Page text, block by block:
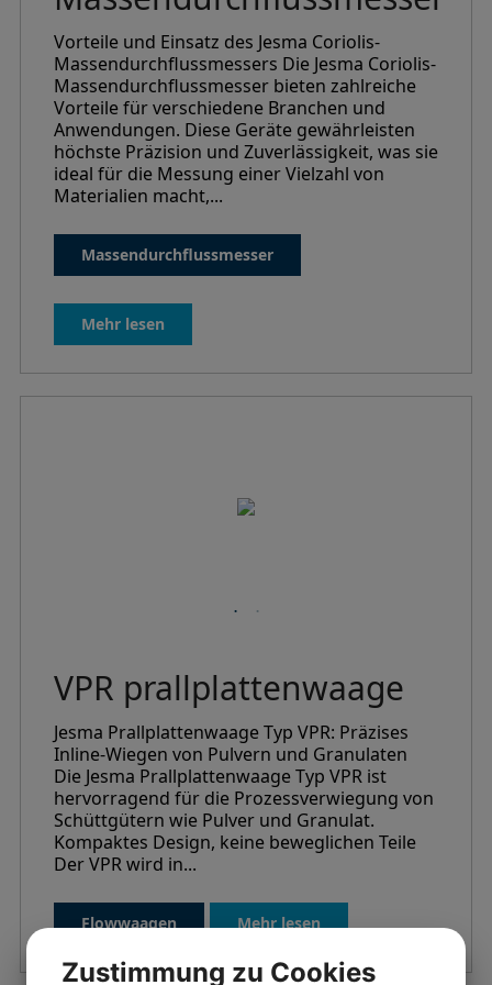
Vorteile und Einsatz des Jesma Coriolis-
Massendurchflussmessers Die Jesma Coriolis-
Massendurchflussmesser bieten zahlreiche
Vorteile für verschiedene Branchen und
Anwendungen. Diese Geräte gewährleisten
höchste Präzision und Zuverlässigkeit, was sie
ideal für die Messung einer Vielzahl von
Materialien macht,...
Massendurchflussmesser
Mehr lesen
VPR prallplattenwaage
Jesma Prallplattenwaage Typ VPR: Präzises
Inline-Wiegen von Pulvern und Granulaten
Die Jesma Prallplattenwaage Typ VPR ist
hervorragend für die Prozessverwiegung von
Schüttgütern wie Pulver und Granulat.
Kompaktes Design, keine beweglichen Teile
Der VPR wird in...
Flowwaagen Mehr lesen
Zustimmung zu Cookies